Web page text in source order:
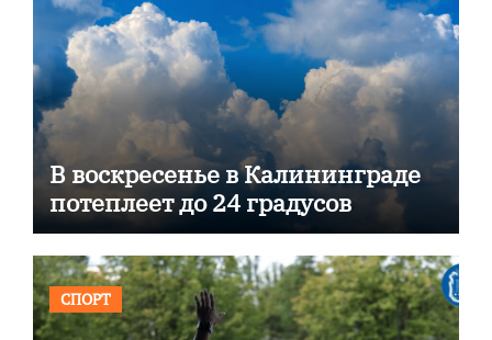
В воскресенье в Калининграде
потеплеет до 24 градусов
СПОРТ